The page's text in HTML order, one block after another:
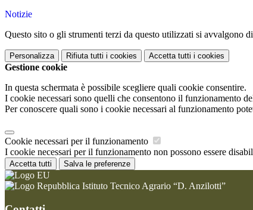
Notizie
Questo sito o gli strumenti terzi da questo utilizzati si avvalgono
Personalizza Rifiuta tutti i cookies Accetta tutti i cookies
Gestione cookie
In questa schermata è possibile scegliere quali cookie consentire.
I cookie necessari sono quelli che consentono il funzionamento
Per conoscere quali sono i cookie necessari al funzionamento
Cookie necessari per il funzionamento
I cookie necessari per il funzionamento non possono essere
Accetta tutti Salva le preferenze
Istituto Tecnico Agrario “D. Anzilotti”